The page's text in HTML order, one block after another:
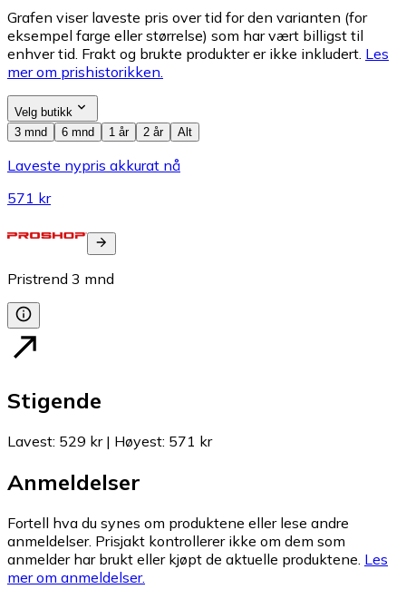
Grafen viser laveste pris over tid for den varianten (for
eksempel farge eller størrelse) som har vært billigst til
enhver tid. Frakt og brukte produkter er ikke inkludert. Les
mer om prishistorikken.
Velg butikk
3 mnd
6 mnd 1 år 2 år Alt
Laveste nypris akkurat nå
571 kr
Pristrend 3 mnd
Stigende
Lavest: 529 kr| Høyest: 571 kr
Anmeldelser
Fortell hva du synes om produktene eller lese andre
anmeldelser. Prisjakt kontrollerer ikke om dem som
anmelder har brukt eller kjøpt de aktuelle produktene. Les
mer om anmeldelser.